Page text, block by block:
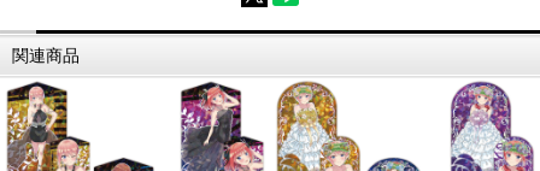
関連商品